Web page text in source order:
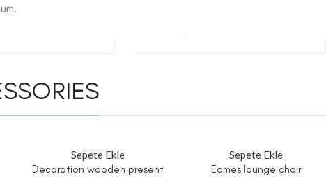
Sepete Ekle
Decoration wooden present
Sepete Ekle
Eames lounge chair